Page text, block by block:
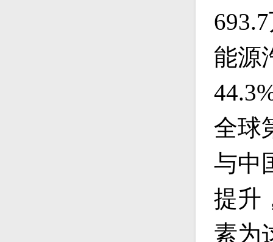
能源
全球
与中
提升
素为